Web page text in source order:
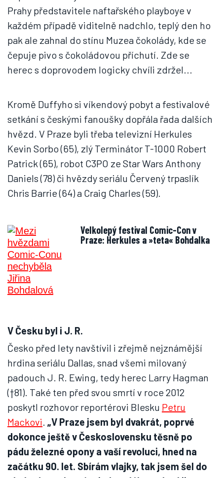
Prahy představitele naftařského playboye v
každém případě viditelně nadchlo, teplý den ho
pak ale zahnal do stínu Muzea čokolády, kde se
čepuje pivo s čokoládovou příchutí. Zde se
herec s doprovodem logicky chvíli zdržel...
Kromě Duffyho si víkendový pobyt a festivalové
setkání s českými fanoušky dopřála řada dalších
hvězd. V Praze byli třeba televizní Herkules
Kevin Sorbo (65), zlý Terminátor T-1000 Robert
Patrick (65), robot C3PO ze Star Wars Anthony
Daniels (78) či hvězdy seriálu Červený trpaslík
Chris Barrie (64) a Craig Charles (59).
Velkolepý festival Comic-Con v
Praze: Herkules a »teta« Bohdalka
V Česku byl i J. R.
Česko před lety navštívil i zřejmě nejznámější
hrdina seriálu Dallas, snad všemi milovaný
padouch J. R. Ewing, tedy herec Larry Hagman
(†81). Také ten před svou smrtí v roce 2012
poskytl rozhovor reportérovi Blesku Petru
Mackovi. „V Praze jsem byl dvakrát, poprvé
dokonce ještě v Československu těsně po
pádu železné opony a vaší revoluci, hned na
začátku 90. let. Sbírám vlajky, tak jsem šel do